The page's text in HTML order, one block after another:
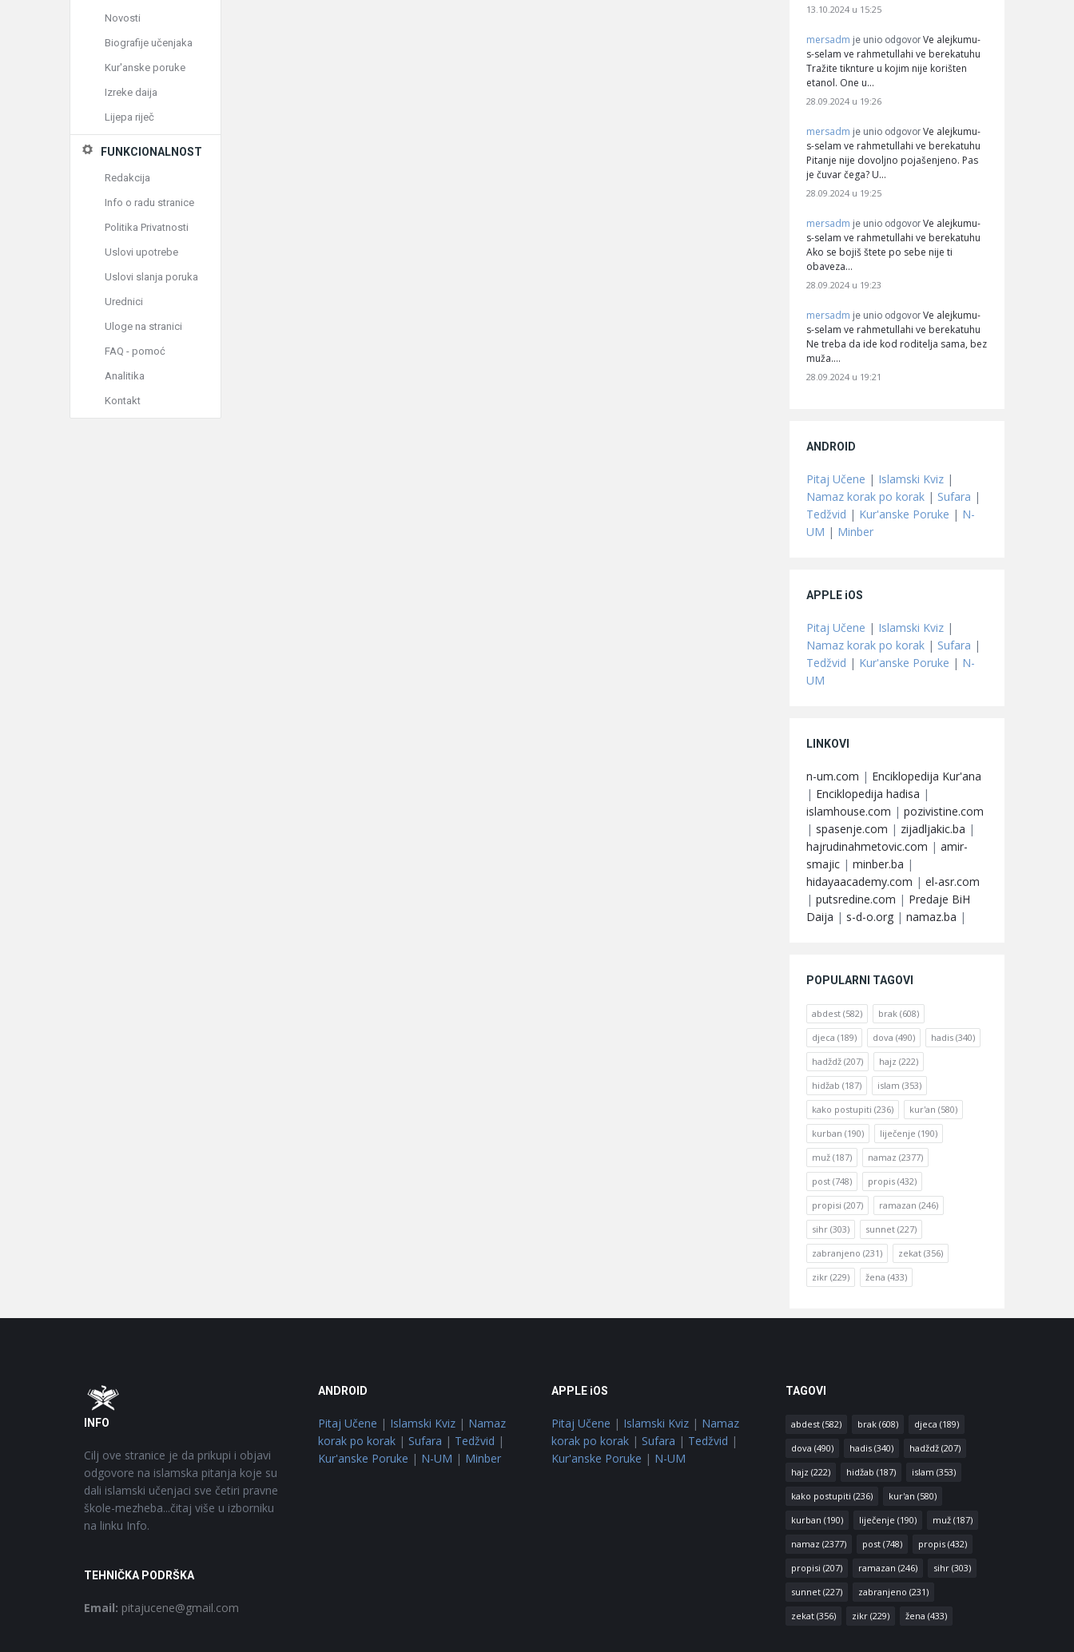
13.10.2024 u 15:25
mersadm je unio odgovor Ve alejkumu-
s-selam ve rahmetullahi ve berekatuhu
Tražite tiknture u kojim nije korišten
etanol. One u…
28.09.2024 u 19:26
mersadm je unio odgovor Ve alejkumu-
s-selam ve rahmetullahi ve berekatuhu
Pitanje nije dovoljno pojašenjeno. Pas
je čuvar čega? U…
28.09.2024 u 19:25
mersadm je unio odgovor Ve alejkumu-
s-selam ve rahmetullahi ve berekatuhu
Ako se bojiš štete po sebe nije ti
obaveza…
28.09.2024 u 19:23
mersadm je unio odgovor Ve alejkumu-
s-selam ve rahmetullahi ve berekatuhu
Ne treba da ide kod roditelja sama, bez
muža.…
28.09.2024 u 19:21
ANDROID
Pitaj Učene | Islamski Kviz |
Namaz korak po korak | Sufara |
Tedžvid | Kur'anske Poruke | N-
UM | Minber
APPLE iOS
Pitaj Učene | Islamski Kviz |
Namaz korak po korak | Sufara |
Tedžvid | Kur'anske Poruke | N-
UM
LINKOVI
n-um.com | Enciklopedija Kur'ana
| Enciklopedija hadisa |
islamhouse.com | pozivistine.com
| spasenje.com | zijadljakic.ba |
hajrudinahmetovic.com | amir-
smajic | minber.ba |
hidayaacademy.com | el-asr.com
| putsredine.com | Predaje BiH
Daija | s-d-o.org | namaz.ba |
POPULARNI TAGOVI
abdest (582) brak (608)
djeca (189) dova (490) hadis (340)
hadždž (207) hajz (222)
hidžab (187) islam (353)
kako postupiti (236) kur'an (580)
kurban (190) liječenje (190)
muž (187) namaz (2377)
post (748) propis (432)
propisi (207) ramazan (246)
sihr (303) sunnet (227)
zabranjeno (231) zekat (356)
zikr (229) žena (433)
Novosti
Biografije učenjaka
Kur'anske poruke
Izreke daija
Lijepa riječ
FUNKCIONALNOST
Redakcija
Info o radu stranice
Politika Privatnosti
Uslovi upotrebe
Uslovi slanja poruka
Urednici
Uloge na stranici
FAQ - pomoć
Analitika
Kontakt
Footer
INFO
Cilj ove stranice je da prikupi i objavi
odgovore na islamska pitanja koje su
dali islamski učenjaci sve četiri pravne
škole-mezheba...čitaj više u izborniku
na linku Info.
TEHNIČKA PODRŠKA
Email: pitajucene@gmail.com
ANDROID
Pitaj Učene | Islamski Kviz| Namaz
korak po korak| Sufara | Tedžvid |
Kur'anske Poruke | N-UM | Minber
APPLE iOS
Pitaj Učene | Islamski Kviz | Namaz
korak po korak | Sufara | Tedžvid |
Kur'anske Poruke | N-UM
TAGOVI
abdest(582) brak(608) djeca (189)
dova (490) hadis(340) hadždž(207)
hajz (222) hidžab (187) islam (353)
kako postupiti (236) kur'an (580)
kurban (190) liječenje (190) muž(187)
namaz (2377) post(748) propis(432)
propisi (207) ramazan (246) sihr(303)
sunnet(227) zabranjeno (231)
zekat(356) zikr(229) žena (433)